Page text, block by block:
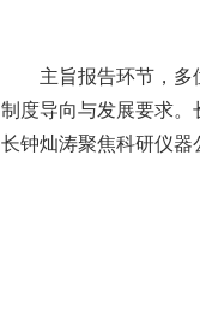
主旨报告环节，
制度导向与发展要求。
长钟灿涛聚焦科研仪器